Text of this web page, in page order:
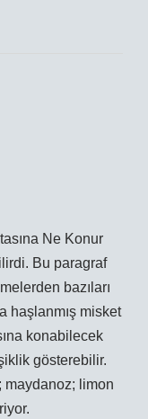
Ne Konur
Bu paragraf
bazıları
haşlanmış misket
konabilecek
gösterebilir.
maydanoz; limon